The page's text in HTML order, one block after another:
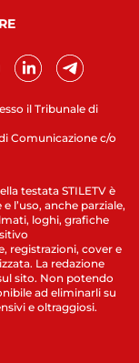
il Tribunale di
Comunicazione c/o
testata STILETV è
l’uso, anche parziale,
loghi, grafiche
registrazioni, cover e
La redazione
sito. Non potendo
ad eliminarli su
e oltraggiosi.